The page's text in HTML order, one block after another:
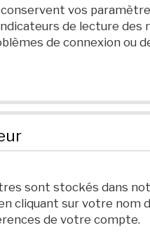
vos
de lecture des
de connexion ou
sont stockés dans
cliquant sur votre nom
de votre compte.